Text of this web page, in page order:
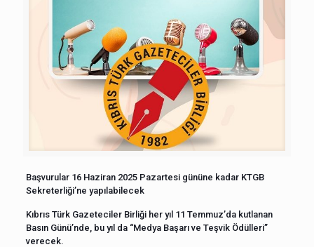
Başvurular 16 Haziran 2025 Pazartesi gününe kadar KTGB
Sekreterliği’ne yapılabilecek
Kıbrıs Türk Gazeteciler Birliği her yıl 11 Temmuz’da kutlanan
Basın Günü’nde, bu yıl da “Medya Başarı ve Teşvik Ödülleri”
verecek.